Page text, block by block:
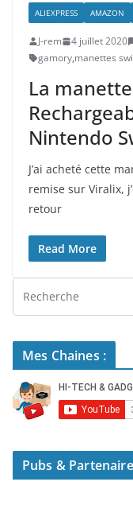
ALIEXPRESS AMAZON
J-rem 4 juillet 2020
gamory,manettes
La
Nintendo
J’ai acheté cette
remise sur Viralix,
retour
Read More
Mes Chaines :
Pubs &